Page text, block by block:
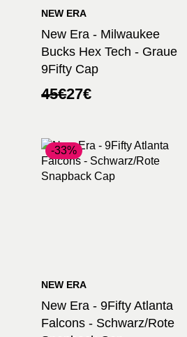
NEW ERA
New Era - Milwaukee
Bucks Hex Tech - Graue
9Fifty Cap
45€
Ursprünglicher
45€
27€
Aktueller
27€.
-33%
NEW ERA
New Era - 9Fifty Atlanta
Falcons - Schwarz/Rote